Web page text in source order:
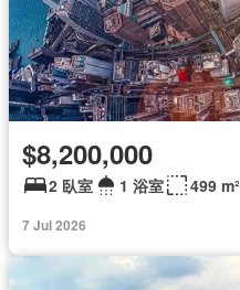
$8,200,000
2 臥室 1 浴室 499 m²
7 Jul 2026